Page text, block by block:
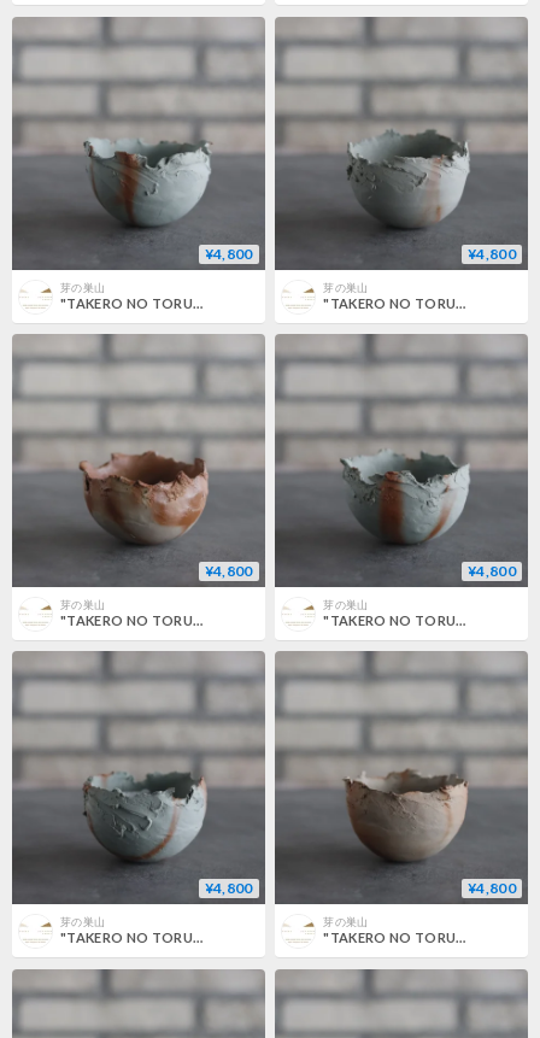
¥4,800
芽の巣山
"TAKERO NO TORUKO" / CHIGIRI / S (3号) no.802/191
¥4,800
芽の巣山
"TAKERO NO TORUKO" / CHIGIRI / S (3号) no.802/190
¥4,800
芽の巣山
"TAKERO NO TORUKO" / CHIGIRI / S (3号) no.802/189
¥4,800
芽の巣山
"TAKERO NO TORUKO" / CHIGIRI / S (3号) no.802/188
¥4,800
芽の巣山
"TAKERO NO TORUKO" / CHIGIRI / S (3号) no.802/187
¥4,800
芽の巣山
"TAKERO NO TORUKO" / CHIGIRI / S (3号) no.802/186